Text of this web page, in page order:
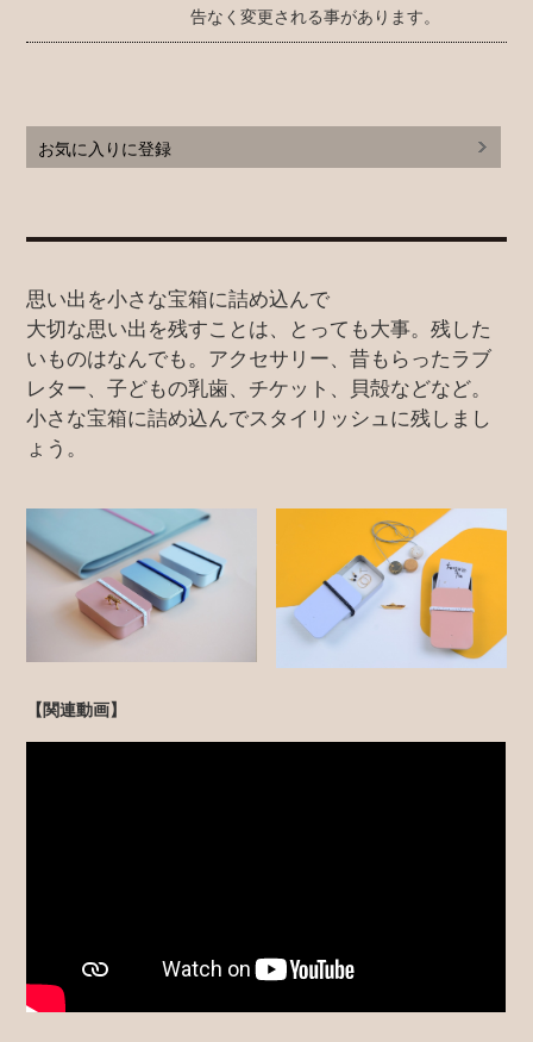
告なく変更される事があります。
お気に入りに登録
思い出を小さな宝箱に詰め込んで
大切な思い出を残すことは、とっても大事。残した
いものはなんでも。アクセサリー、昔もらったラブ
レター、子どもの乳歯、チケット、貝殻などなど。
小さな宝箱に詰め込んでスタイリッシュに残しまし
ょう。
【関連動画】